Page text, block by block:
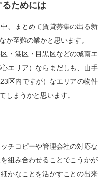
るためには
、まとめて賃貸募集の出る新
か至難の業かと思います。
・港区・目黒区などの城南エ
エリア）ならまだしも、山手
区内ですが）なエリアの物件
しまうかと思います。
チコピーや管理会社の対応な
組み合わせることでこうかが
かなことを活かすことの出来